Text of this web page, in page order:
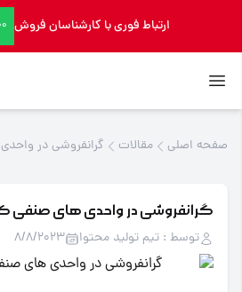
ارتباط فوری با کارشناسان فروش
صفحه اصلی مقالات گرانفروشی در
گرانفروشی در واحدی های
توسط : تیم تولید محتوا 8/8/2023